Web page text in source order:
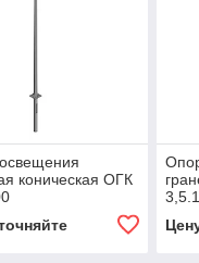
коническая ОГК